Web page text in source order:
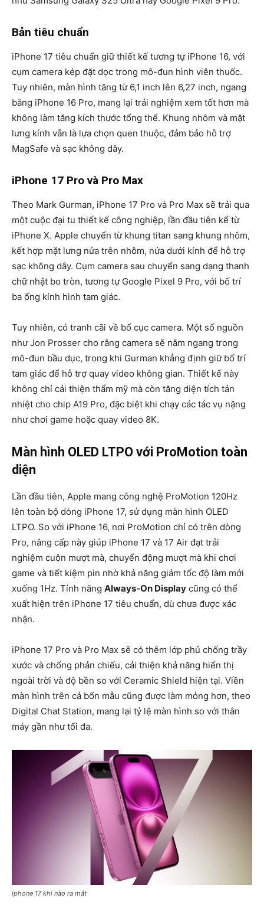
Bản tiêu chuẩn
iPhone 17 tiêu chuẩn giữ thiết kế tương tự iPhone 16, với
cụm camera kép đặt dọc trong mô-đun hình viên thuốc.
Tuy nhiên, màn hình tăng từ 6,1 inch lên 6,27 inch, ngang
bằng iPhone 16 Pro, mang lại trải nghiệm xem tốt hơn mà
không làm tăng kích thước tổng thể. Khung nhôm và mặt
lưng kính vẫn là lựa chọn quen thuộc, đảm bảo hỗ trợ
MagSafe và sạc không dây.
iPhone 17 Pro và Pro Max
Theo Mark Gurman, iPhone 17 Pro và Pro Max sẽ trải qua
một cuộc đại tu thiết kế công nghiệp, lần đầu tiên kể từ
iPhone X. Apple chuyển từ khung titan sang khung nhôm,
kết hợp mặt lưng nửa trên nhôm, nửa dưới kính để hỗ trợ
sạc không dây. Cụm camera sau chuyển sang dạng thanh
chữ nhật bo tròn, tương tự Google Pixel 9 Pro, với bố trí
ba ống kính hình tam giác.
Tuy nhiên, có tranh cãi về bố cục camera. Một số nguồn
như Jon Prosser cho rằng camera sẽ nằm ngang trong
mô-đun bầu dục, trong khi Gurman khẳng định giữ bố trí
tam giác để hỗ trợ quay video không gian. Thiết kế này
không chỉ cải thiện thẩm mỹ mà còn tăng diện tích tản
nhiệt cho chip A19 Pro, đặc biệt khi chạy các tác vụ nặng
như chơi game hoặc quay video 8K.
Màn hình OLED LTPO với ProMotion toàn
diện
Lần đầu tiên, Apple mang công nghệ ProMotion 120Hz
lên toàn bộ dòng iPhone 17, sử dụng màn hình OLED
LTPO. So với iPhone 16, nơi ProMotion chỉ có trên dòng
Pro, nâng cấp này giúp iPhone 17 và 17 Air đạt trải
nghiệm cuộn mượt mà, chuyển động mượt mà khi chơi
game và tiết kiệm pin nhờ khả năng giảm tốc độ làm mới
xuống 1Hz. Tính năng Always-On Display cũng có thể
xuất hiện trên iPhone 17 tiêu chuẩn, dù chưa được xác
nhận.
iPhone 17 Pro và Pro Max sẽ có thêm lớp phủ chống trầy
xước và chống phản chiếu, cải thiện khả năng hiển thị
ngoài trời và độ bền so với Ceramic Shield hiện tại. Viền
màn hình trên cả bốn mẫu cũng được làm mỏng hơn, theo
Digital Chat Station, mang lại tỷ lệ màn hình so với thân
máy gần như tối đa.
iphone 17 khi nào ra mắt